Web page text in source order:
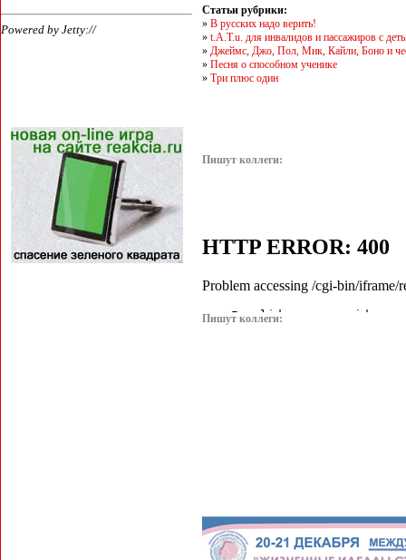
Статьи рубрики:
» В русских надо верить!
» t.A.T.u. для инвалидов и пассажиров с
» Джеймс, Джо, Пол, Мик, Кайли, Боно и
» Песня о способном ученике
» Три плюс один
Пишут коллеги:
Пишут коллеги: